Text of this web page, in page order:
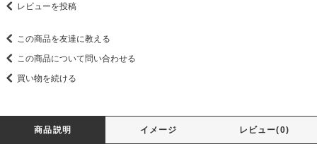
レビューを投稿
この商品を友達に教える
この商品について問い合わせる
買い物を続ける
商品説明 イメージ レビュー(0)